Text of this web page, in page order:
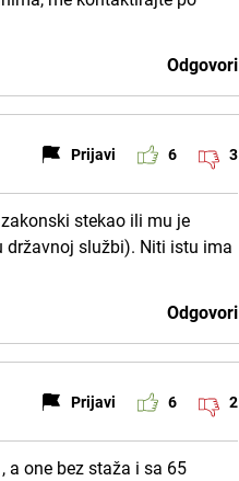
Odgovori
Prijavi 6 3
stekao ili mu je
državnoj službi). Niti istu ima
Odgovori
Prijavi 6 2
a one bez staža i sa 65